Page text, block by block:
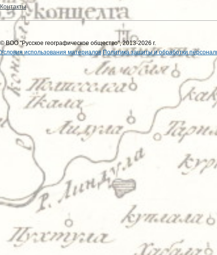
Контакты
© ВОО "Русское географическое общество", 2013-2026 г.
Условия использования материалов Политика защиты и обработки